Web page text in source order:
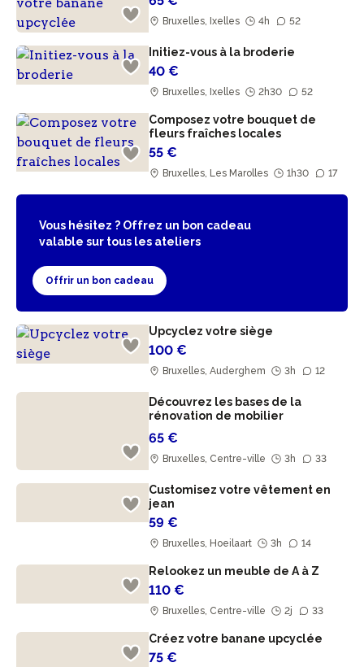
Bruxelles, Ixelles 4h 52
Initiez-vous à la broderie
40 €
Bruxelles, Ixelles 2h30 52
Composez votre bouquet de
fleurs fraîches locales
55 €
Bruxelles, Les Marolles 1h30 17
Vous hésitez ? Offrez un bon cadeau
valable sur tous les ateliers
Offrir un bon cadeau
Upcyclez votre siège
100 €
Bruxelles, Auderghem 3h 12
Découvrez les bases de la
rénovation de mobilier
65 €
Bruxelles, Centre-ville 3h 33
Customisez votre vêtement en
jean
59 €
Bruxelles, Hoeilaart 3h 14
Relookez un meuble de A à Z
110 €
Bruxelles, Centre-ville 2j 33
Créez votre banane upcyclée
75 €